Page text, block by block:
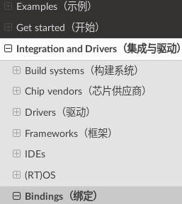
Examples（示例）
Get started（开始）
Integration and Drivers（集成与驱动）
Build systems（构建系统）
Chip vendors（芯片供应商）
Drivers（驱动）
Frameworks（框架）
IDEs
(RT)OS
Bindings（绑定）